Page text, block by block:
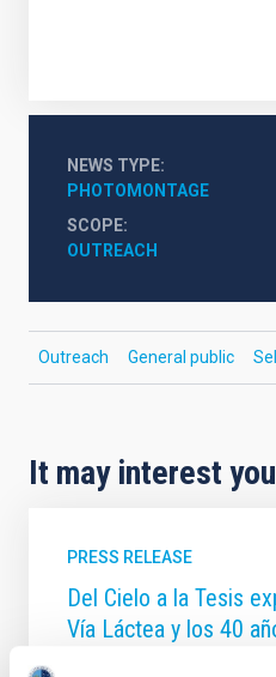
NEWS TYPE
PHOTOMONTAGE
SCOPE
OUTREACH
Outreach General public
It may interest you
PRESS RELEASE
Del Cielo a la Tesis
Vía Láctea y los 40
del Teide en una